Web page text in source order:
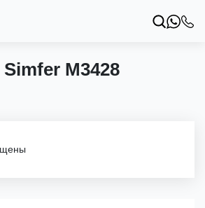
M3428